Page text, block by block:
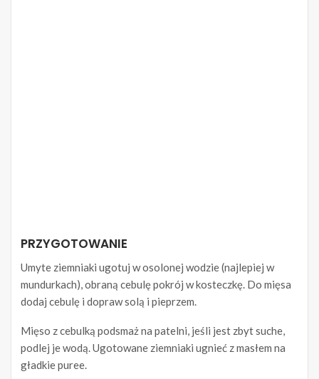
PRZYGOTOWANIE
Umyte ziemniaki ugotuj w osolonej wodzie (najlepiej w
mundurkach), obraną cebulę pokrój w kosteczkę. Do mięsa
dodaj cebulę i dopraw solą i pieprzem.
Mięso z cebulką podsmaż na patelni, jeśli jest zbyt suche,
podlej je wodą. Ugotowane ziemniaki ugnieć z masłem na
gładkie puree.